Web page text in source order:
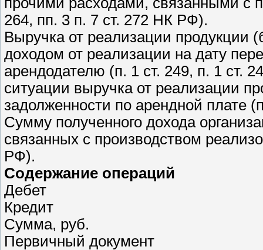
264, пп. 3 п. 7 ст. 272 НК РФ).
Выручка от реализации продукции
доходом от реализации на дату
арендодателю (п. 1 ст. 249, п. 1 ст.
ситуации выручка от реализации
задолженности по арендной плате
Сумму полученного дохода
связанных с производством
РФ).
Содержание операций
Дебет
Кредит
Сумма, руб.
Первичный документ